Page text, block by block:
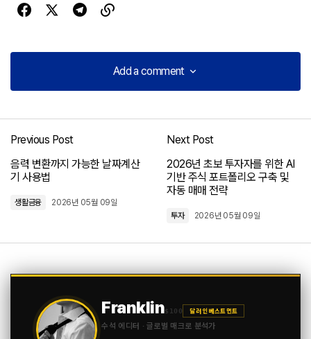
Add a comment
Add a comment
Previous Post
음력 변환까지 가능한 날짜계산
기 사용법
생활금융 2026년 05월 09일
Next Post
2026년 초보 투자자를 위한 AI
기반 주식 포트폴리오 구축 및
자동 매매 전략
투자 2026년 05월 09일
Franklin$100 달러 인베스트먼트
수석 에디터 · 글로벌 매크로 분석가